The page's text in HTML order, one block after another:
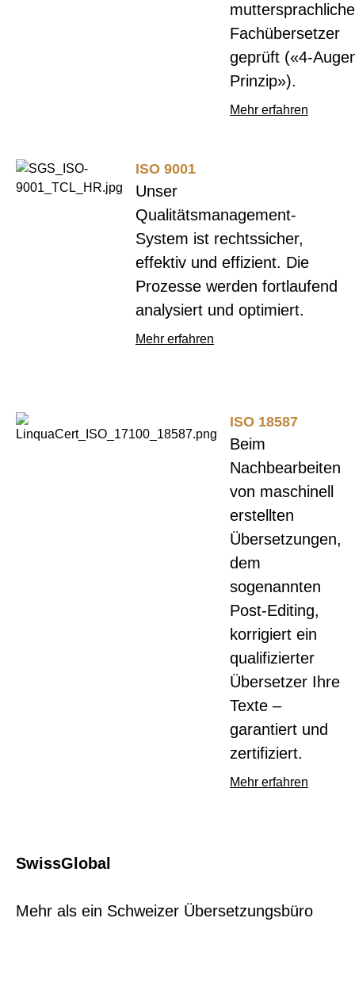
Fachübersetzer
geprüft («4-
Prinzip»).
Mehr erfahren
ISO 9001
Unser
Qualitätsmanagement-
System ist rechtssicher,
effektiv und effizient. Die
Prozesse werden fortlaufend
analysiert und optimiert.
Mehr erfahren
ISO 18587
Beim
Nachbearbeiten
von maschinell
erstellten
Übersetzungen,
dem
sogenannten
Post-Editing,
korrigiert ein
qualifizierter
Übersetzer Ihre
Texte –
garantiert und
zertifiziert.
Mehr erfahren
SwissGlobal
Mehr als ein Schweizer Übersetzungsbüro